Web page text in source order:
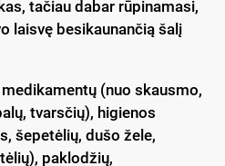
tačiau dabar rūpinamasi,
laisvę besikaunančią šalį
(nuo skausmo,
tvarsčių), higienos
šepetėlių, dušo žele,
paklodžių,